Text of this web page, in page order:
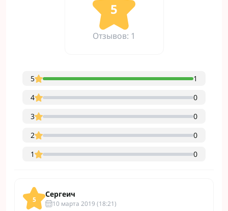
5
Отзывов: 1
5
1
4
0
3
0
2
0
1
0
5
Сергеич
10 марта 2019 (18:21)